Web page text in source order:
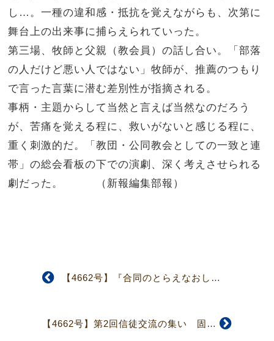
し…。一種の違和感・抵抗を覚えながらも、次第に
舞台上の出来事に捕らえられていった。
第三場、牧師と父親（教会員）の話し合い。「部落
の人だけど悪い人ではない」牧師が、推薦のつもり
で言った言葉に潜む差別性が指摘される。
事柄・主題からして当然と言えば当然なのだろう
が、苦痛を覚える程に、救いがないと感じる程に、
重く刺激的だ。「教団・公同教会としての一致と連
帯」の総会看板の下での演劇、深く考えさせられる
劇だった。 （新報編集部報）
【4662号】『合同のとらえなおし』関連二議案否決
【4662号】第2回信徒交流の集い 固い握手・伝道に奮起